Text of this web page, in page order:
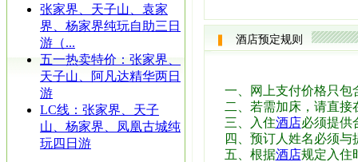
张家界、天子山、袁家
界、杨家界纯玩自助三日
游（...
五一热卖特价：张家界、
天子山、阿凡达精华两日
游
LC线：张家界、天子
山、杨家界、凤凰古城纯
玩四日游
酒店预定规则
一、网上支付价格只包
二、若需加床，请直接
三、入住酒店必须提供
四、预订人姓名必须
五、根据酒店规定入住